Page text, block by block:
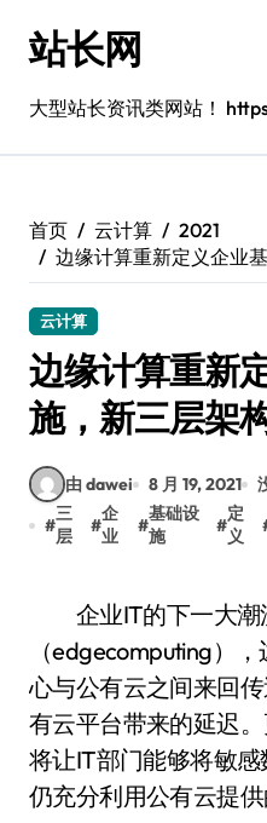
站长网
大型站长资讯类网站！
首页 云计算
2021
边缘计算重新定义企业
云计算
边缘计算重新
施，新三层架
由 dawei 8 月 19, 2021
#
三
层
#
企
业
#
基础设
施
#
定
义
企业IT的下一大潮流就是边缘计算
（edgecomputing）
心与公有云之间来回
有云平台带来的延迟
将让IT部门能够将敏
仍充分利用公有云提供